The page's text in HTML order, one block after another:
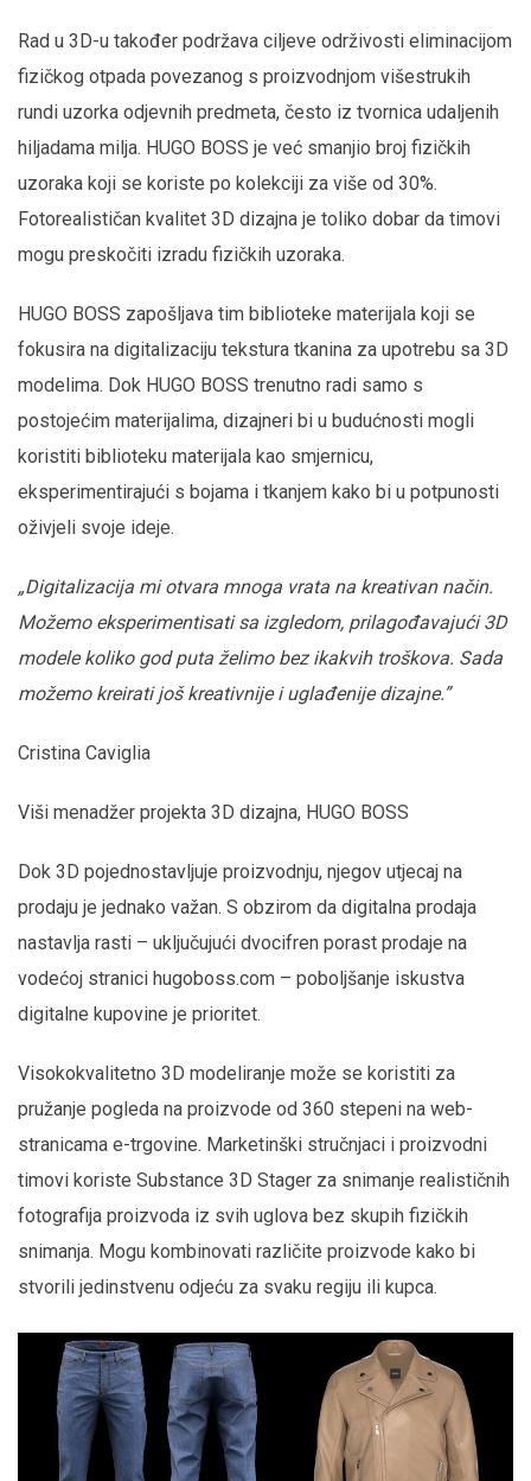
Rad u 3D-u također podržava ciljeve održivosti eliminacijom
fizičkog otpada povezanog s proizvodnjom višestrukih
rundi uzorka odjevnih predmeta, često iz tvornica udaljenih
hiljadama milja. HUGO BOSS je već smanjio broj fizičkih
uzoraka koji se koriste po kolekciji za više od 30%.
Fotorealističan kvalitet 3D dizajna je toliko dobar da timovi
mogu preskočiti izradu fizičkih uzoraka.
HUGO BOSS zapošljava tim biblioteke materijala koji se
fokusira na digitalizaciju tekstura tkanina za upotrebu sa 3D
modelima. Dok HUGO BOSS trenutno radi samo s
postojećim materijalima, dizajneri bi u budućnosti mogli
koristiti biblioteku materijala kao smjernicu,
eksperimentirajući s bojama i tkanjem kako bi u potpunosti
oživjeli svoje ideje.
„Digitalizacija mi otvara mnoga vrata na kreativan način.
Možemo eksperimentisati sa izgledom, prilagođavajući 3D
modele koliko god puta želimo bez ikakvih troškova. Sada
možemo kreirati još kreativnije i uglađenije dizajne.”
Cristina Caviglia
Viši menadžer projekta 3D dizajna, HUGO BOSS
Dok 3D pojednostavljuje proizvodnju, njegov utjecaj na
prodaju je jednako važan. S obzirom da digitalna prodaja
nastavlja rasti – uključujući dvocifren porast prodaje na
vodećoj stranici hugoboss.com – poboljšanje iskustva
digitalne kupovine je prioritet.
Visokokvalitetno 3D modeliranje može se koristiti za
pružanje pogleda na proizvode od 360 stepeni na web-
stranicama e-trgovine. Marketinški stručnjaci i proizvodni
timovi koriste Substance 3D Stager za snimanje realističnih
fotografija proizvoda iz svih uglova bez skupih fizičkih
snimanja. Mogu kombinovati različite proizvode kako bi
stvorili jedinstvenu odjeću za svaku regiju ili kupca.